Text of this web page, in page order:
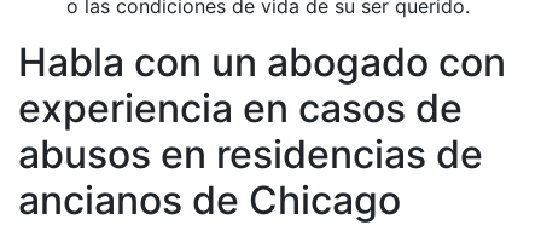
o las condiciones de vida de su ser querido.
Habla con un abogado con
experiencia en casos de
abusos en residencias de
ancianos de Chicago